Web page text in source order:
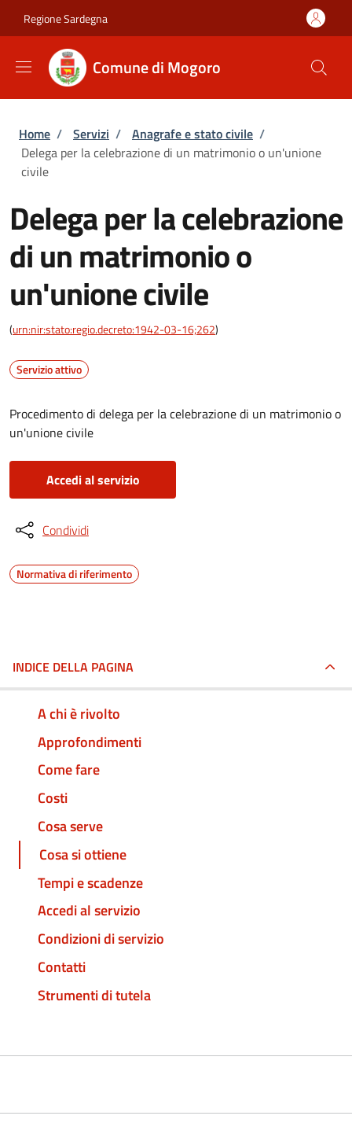
Regione Sardegna
Comune di Mogoro
Briciole di pane
Home / Servizi / Anagrafe e stato civile /
Delega per la celebrazione di un matrimonio o un'unione
civile
Delega per la celebrazione
di un matrimonio o
un'unione civile
(urn:nir:stato:regio.decreto:1942-03-16;262)
Servizio attivo
Procedimento di delega per la celebrazione di un matrimonio o
un'unione civile
Accedi al servizio
Condividi
Normativa di riferimento
INDICE DELLA PAGINA
A chi è rivolto
Approfondimenti
Come fare
Costi
Cosa serve
Cosa si ottiene
Tempi e scadenze
Accedi al servizio
Condizioni di servizio
Contatti
Strumenti di tutela